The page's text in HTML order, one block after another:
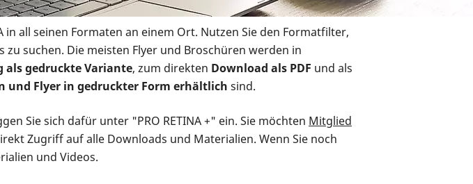
in all seinen Formaten an einem Ort. Nutzen Sie den Formatfilter,
suchen. Die meisten Flyer und Broschüren werden in
als gedruckte Variante, zum direkten Download als PDF und als
und Flyer in gedruckter Form erhältlich sind.
Sie sich dafür unter "PRO RETINA +" ein. Sie möchten Mitglied
Zugriff auf alle Downloads und Materialien. Wenn Sie noch
und Videos.